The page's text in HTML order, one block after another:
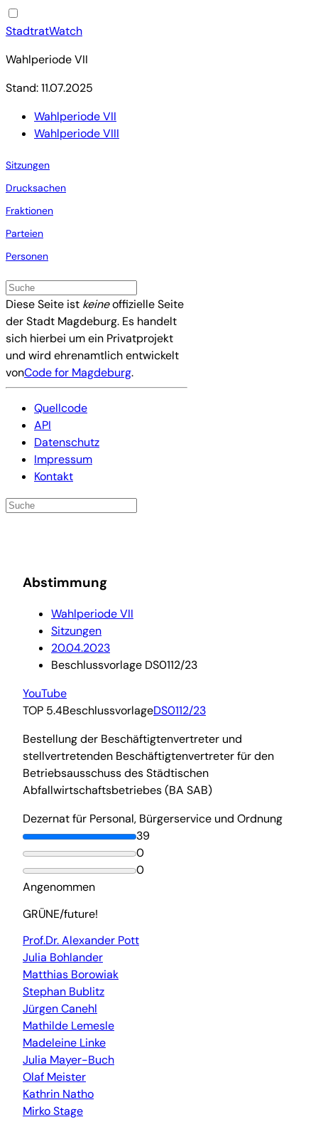
StadtratWatch
Wahlperiode VII
Stand: 11.07.2025
Wahlperiode VII
Wahlperiode VIII
Sitzungen
Drucksachen
Fraktionen
Parteien
Personen
Diese Seite ist keineoffizielle Seite
der Stadt Magdeburg. Es handelt
sich hierbei um ein Privatprojekt
und wird ehrenamtlich entwickelt
vonCode for Magdeburg.
Quellcode
API
Datenschutz
Impressum
Kontakt
Abstimmung
Wahlperiode VII
Sitzungen
20.04.2023
Beschlussvorlage DS0112/23
YouTube
TOP 5.4BeschlussvorlageDS0112/23
Bestellung der Beschäftigtenvertreter und
stellvertretenden Beschäftigtenvertreter für den
Betriebsausschuss des Städtischen
Abfallwirtschaftsbetriebes (BA SAB)
Dezernat für Personal, Bürgerservice und Ordnung
39
0
0
Angenommen
GRÜNE/future!
Prof.Dr. Alexander Pott
Julia Bohlander
Matthias Borowiak
Stephan Bublitz
Jürgen Canehl
Mathilde Lemesle
Madeleine Linke
Julia Mayer-Buch
Olaf Meister
Kathrin Natho
Mirko Stage